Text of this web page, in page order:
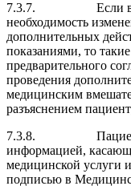
7.3.7. Если в
необходимость
дополнительных
показаниями, то
предварительного
проведения
медицинским
разъяснением
7.3.8. Пациент
информацией,
медицинской услуги
подписью в